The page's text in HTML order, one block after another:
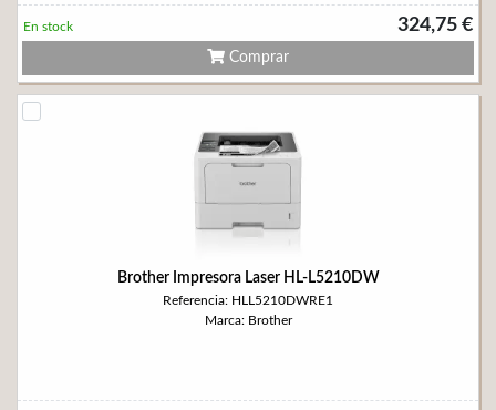
324,75 €
En stock
Comprar
Brother Impresora Laser HL-L5210DW
Referencia: HLL5210DWRE1
Marca: Brother